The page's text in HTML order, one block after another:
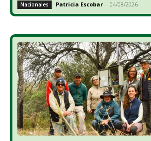
Nacionales Patricia Escobar - 04/08/2026